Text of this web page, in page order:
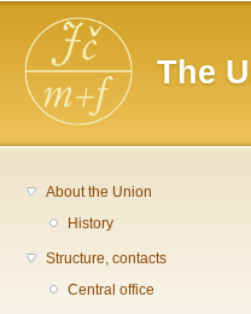
The
Main menu
About the Union
History
Structure, contacts
Central office